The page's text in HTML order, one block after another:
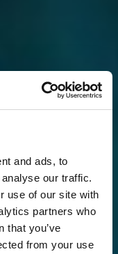
and ads, to
our traffic.
use of our site with
partners who
that you’ve
from your use